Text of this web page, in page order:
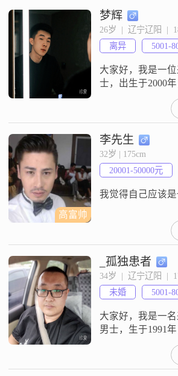
系，没有做后爸的
的下，不纠缠！不
了！
梦辉
26岁  |  辽宁辽阳  |
离异
5001-
大家好，我是一
士，出生于2000
180cm##3002##
8000元之间，目
的工作##3002##
专，但我一直保持
度，努力提升自己
##3002##我性格
真诚可靠，善于平
##3002##在业余
高富帅
李先生
32岁 | 175cm
20001-50000元
我觉得自己应该
_孤独患者
34岁  |  辽宁辽阳  |
未婚
5001-
大家好，我是一
男士，生于1991
前月收入在 4000
学本科学历，已
车。本人不吸烟